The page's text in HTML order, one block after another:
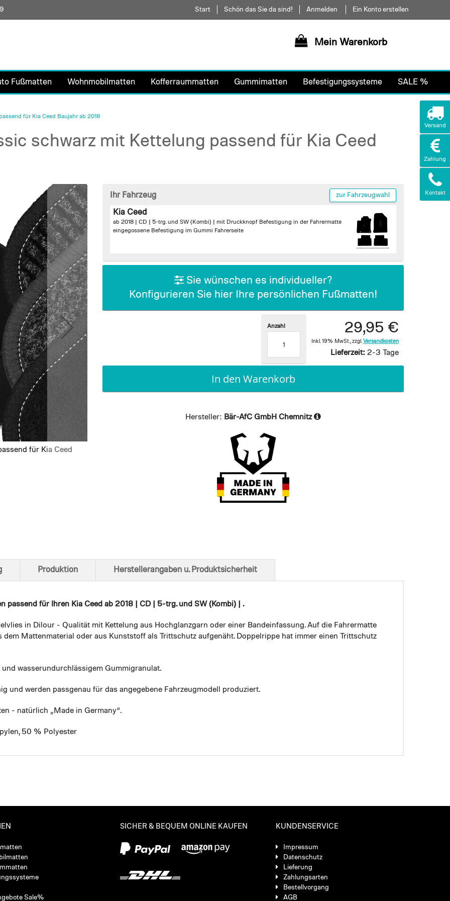
Direkt
zum
Start Schön das Sie da sind! Anmelden Ein Konto erstellen
Mein Warenkorb
Fußmatten Wohnmobilmatten Kofferraummatten Gummimatten Befestigungssysteme SALE %
für Kia Ceed Baujahr ab 2018
schwarz mit Kettelung passend für Kia Ceed
für Kia Ceed
Ansicht von unten
Ihr Fahrzeug zur Fahrzeugwahl
Kia Ceed
ab 2018 | CD | 5-trg. und SW (Kombi) | mit Druckknopf Befestigung in der Fahrermatte
eingegossene Befestigung im Gummi Fahrerseite
Sie wünschen es individueller?
Konfigurieren Sie hier Ihre persönlichen Fußmatten!
29,95 €
Inkl. 19% MwSt. zzgl. Versandkosten
Lieferzeit: 2-3 Tage
Anzahl
In den Warenkorb
Hersteller: Bär-AfC GmbH Chemnitz
passend für Ihren Kia Ceed ab 2018 | CD | 5-trg. und SW (Kombi) | .
in Dilour - Qualität mit Kettelung aus Hochglanzgarn oder einer Bandeinfassung. Auf die Fahrermatte
Mattenmaterial oder aus Kunststoff als Trittschutz aufgenäht. Doppelrippe hat immer einen Trittschutz
wasserundurchlässigem Gummigranulat.
und werden passgenau für das angegebene Fahrzeugmodell produziert.
- natürlich „Made in Germany“.
50 % Polyester
Produktion Herstellerangaben u. Produktsicherheit
Sale%
SICHER & BEQUEM ONLINE KAUFEN KUNDENSERVICE
Impressum
Datenschutz
Lieferung
Zahlungsarten
Bestellvorgang
AGB
Versand
Zahlung
Kontakt